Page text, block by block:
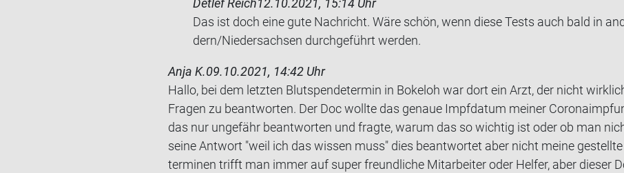
Detlef Reich12.10.2021, 15:14 Uhr
Das ist doch eine gute Nach­richt. Wäre schön, wenn diese Tests auch bald in
dern/Nie­der­sach­sen durch­ge­führt wer­den.
Anja K.09.10.2021, 14:42 Uhr
Hallo, bei dem letz­ten Blut­spen­de­ter­min in Bo­kel­oh war dort ein Arzt, der nicht
Fra­gen zu be­ant­wor­ten. Der Doc woll­te das ge­naue Impf­da­tum mei­ner
das nur un­ge­fähr be­ant­wor­ten und frag­te, warum das so wich­tig ist oder ob man
seine Ant­wort "weil ich das wis­sen muss" dies be­ant­wor­tet aber nicht meine
ter­mi­nen trifft man immer auf super freund­li­che Mit­ar­bei­ter oder Hel­fer, aber die­ser